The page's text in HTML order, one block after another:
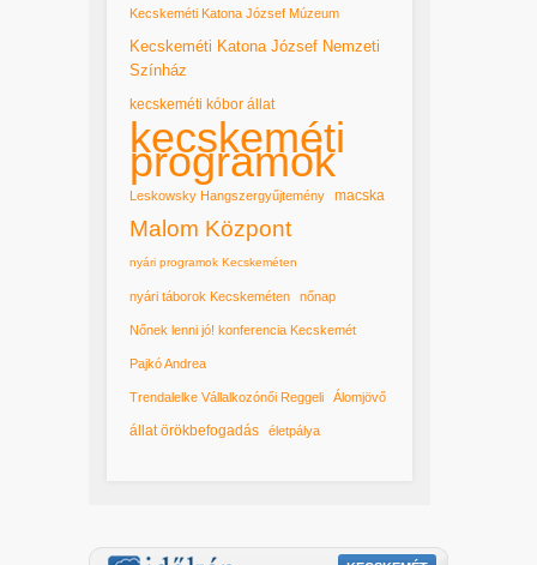
Kecskeméti Katona József Múzeum
Kecskeméti Katona József Nemzeti
Színház
kecskeméti kóbor állat
kecskeméti
programok
Leskowsky Hangszergyűjtemény macska
Malom Központ
nyári programok Kecskeméten
nyári táborok Kecskeméten nőnap
Nőnek lenni jó! konferencia Kecskemét
Pajkó Andrea
Trendalelke Vállalkozónői Reggeli Álomjövő
állat örökbefogadás életpálya